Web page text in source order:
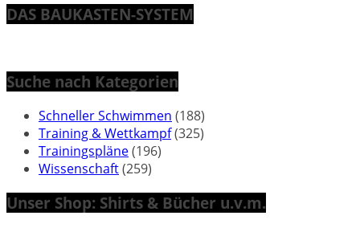
DAS BAUKASTEN-SYSTEM
Suche nach Kategorien
Schneller Schwimmen (188)
Training & Wettkampf(325)
Trainingspläne(196)
Wissenschaft(259)
Unser Shop: Shirts & Bücher u.v.m.